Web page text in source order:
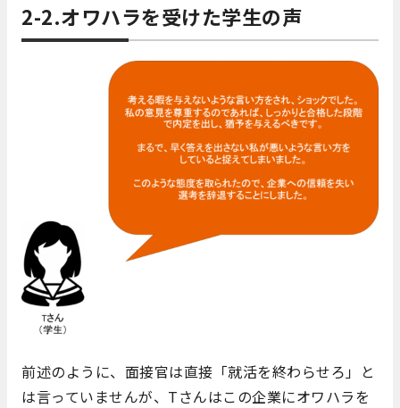
2-2.オワハラを受けた学生の声
前述のように、面接官は直接「就活を終わらせろ」と
は言っていませんが、Tさんはこの企業にオワハラを